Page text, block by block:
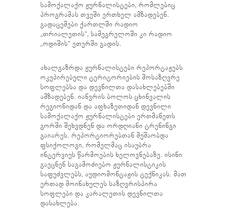
სამოქალაქო ჟურნალისტები, რომლებიც
პროგრამას თვეში ერთხელ ამზადებენ.
გადაცემები ქართლში რადიო
„თრიალეთის“, სამეგრელოში კი რადიო
„ოდიშის“ ეთერში გადის.
ახალგაზრდა ჟურნალისტები რეპორტაჟებს
ოკუპირებული ტერიტორიების მოსაზღვრე
სოფლებსა და დევნილთა დასახლებებში
ამზადებენ. იანვრის ბოლოს ცხინვალის
რეგიონიდან და აფხაზეთიდან დევნილი
სამოქალაქო ჟურნალისტები ერთმანეთს
გორში შეხვდნენ და ორდღიანი ტრენინგი
გაიარეს. რეპორტიორებთან მუშაობდა
ფსიქოლოგი, რომელმაც ისაუბრა
ინტერვიუს წარმოების ხელოვნებაზე. ისინი
გაეცნენ საგამოძიებო ჟურნალისტიკის
საფუძვლებს, აუდიომონტაჟის ტექნიკას. მათ
ერთად მოინახულეს საზღვრისპირა
სოფლები და კარალეთის დევნილთა
დასახლება.